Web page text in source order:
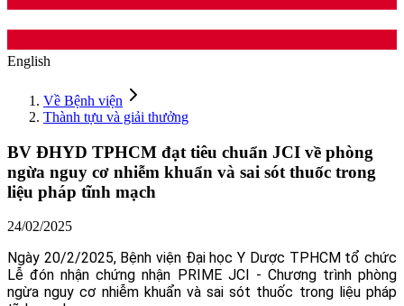
English
Về Bệnh viện
Thành tựu và giải thưởng
BV ĐHYD TPHCM đạt tiêu chuẩn JCI về phòng
ngừa nguy cơ nhiễm khuẩn và sai sót thuốc trong
liệu pháp tĩnh mạch
24/02/2025
Ngày 20/2/2025, Bệnh viện Đại học Y Dược TPHCM tổ chức
Lễ đón nhận chứng nhận PRIME JCI - Chương trình phòng
ngừa nguy cơ nhiễm khuẩn và sai sót thuốc trong liệu pháp